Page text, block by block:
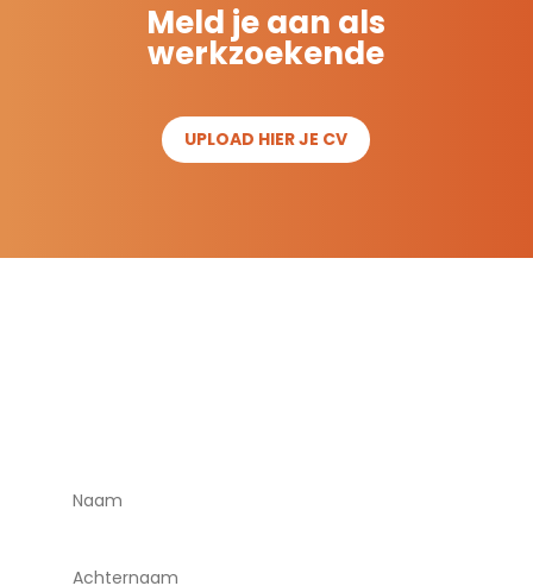
Meld je aan als
werkzoekende
UPLOAD HIER JE CV